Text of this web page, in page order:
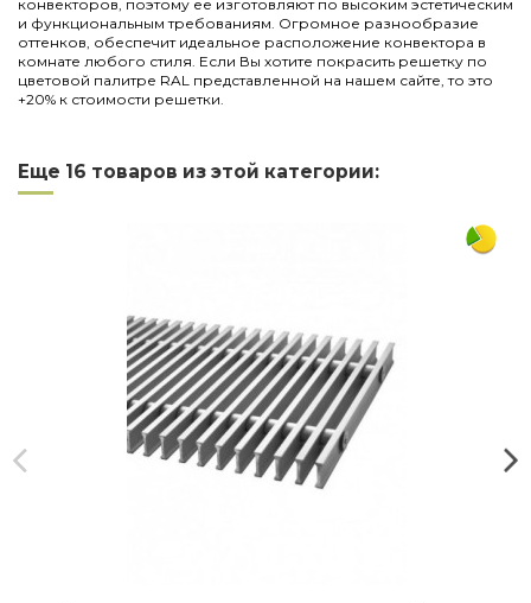
конвекторов, поэтому ее изготовляют по высоким эстетическим
и функциональным требованиям. Огромное разнообразие
оттенков, обеспечит идеальное расположение конвектора в
комнате любого стиля. Если Вы хотите покрасить решетку по
цветовой палитре RAL представленной на нашем сайте, то это
+20% к стоимости решетки.
Ширина
245
Еще 16 товаров из этой категории: